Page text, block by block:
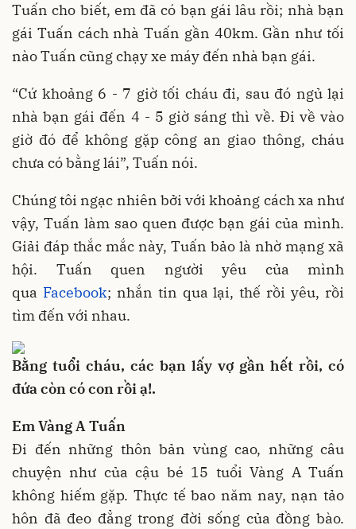
Tuấn cho biết, em đã có bạn gái lâu rồi; nhà bạn
gái Tuấn cách nhà Tuấn gần 40km. Gần như tối
nào Tuấn cũng chạy xe máy đến nhà bạn gái.
“Cứ khoảng 6 - 7 giờ tối cháu đi, sau đó ngủ lại
nhà bạn gái đến 4 - 5 giờ sáng thì về. Đi về vào
giờ đó để không gặp công an giao thông, cháu
chưa có bằng lái”, Tuấn nói.
Chúng tôi ngạc nhiên bởi với khoảng cách xa như
vậy, Tuấn làm sao quen được bạn gái của mình.
Giải đáp thắc mắc này, Tuấn bảo là nhờ mạng xã
hội. Tuấn quen người yêu của mình
qua Facebook; nhắn tin qua lại, thế rồi yêu, rồi
tìm đến với nhau.
Bằng tuổi cháu, các bạn lấy vợ gần hết rồi, có
đứa còn có con rồi ạ!.
Em Vàng A Tuấn
Đi đến những thôn bản vùng cao, những câu
chuyện như của cậu bé 15 tuổi Vàng A Tuấn
không hiếm gặp. Thực tế bao năm nay, nạn tảo
hôn đã đeo đẳng trong đời sống của đồng bào.